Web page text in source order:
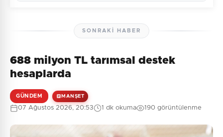
Henüz yorum yapılmamış. İlk yorumu siz yapın!
SONRAKI HABER
688 milyon TL tarımsal destek
hesaplarda
GÜNDEM MANŞET
07 Ağustos 2026, 20:53 1 dk okuma 190 görüntülenme